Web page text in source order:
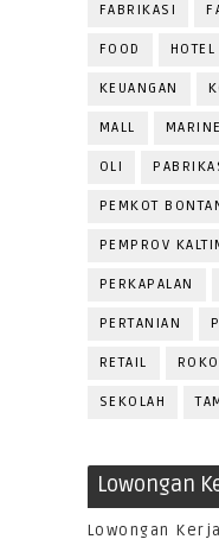
FABRIKASI
FOOD HOTEL
KEUANGAN
MALL MARINE
OLI
PEMKOT
PEMPROV
PERKAPALAN
PERTANIAN
RETAIL
SEKOLAH
Lowongan
Lowongan Kerja